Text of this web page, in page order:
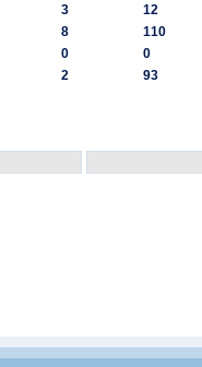
3 12
8 110
0 0
2 93